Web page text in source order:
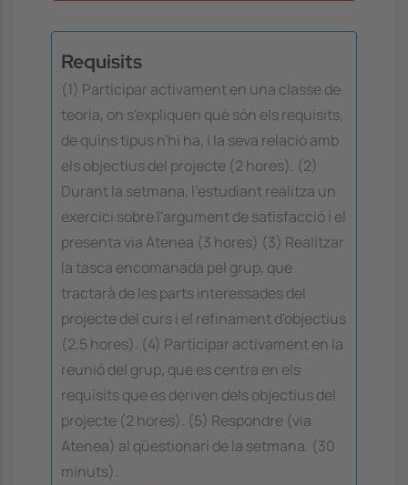
Requisits
(1) Participar activament en una classe de
teoria, on s'expliquen què són els requisits,
de quins tipus n'hi ha, i la seva relació amb
els objectius del projecte (2 hores). (2)
Durant la setmana, l'estudiant realitza un
exercici sobre l'argument de satisfacció i el
presenta via Atenea (3 hores) (3) Realitzar
la tasca encomanada pel grup, que
tractarà de les parts interessades del
projecte del curs i el refinament d'objectius
(2,5 hores). (4) Participar activament en la
reunió del grup, que es centra en els
requisits que es deriven dels objectius del
projecte (2 hores). (5) Respondre (via
Atenea) al qüestionari de la setmana. (30
minuts).